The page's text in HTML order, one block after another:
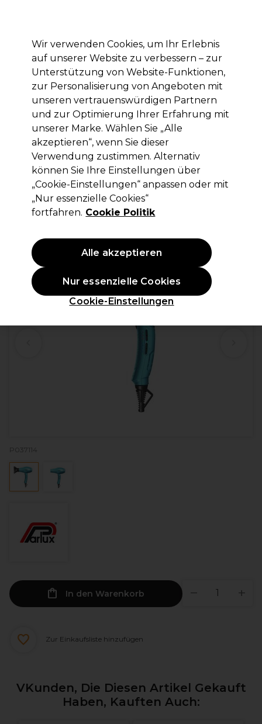
Anmelden
Marken Deals Haare Elektrogeräte Saloneinrichtung
Lieferung und Lieferzeiten
– mehr erfahren
Parlux
Parlux Ethos Hairdryer Azzuro Blu
2300W
(0)
276,95 € ohne MwSt.
(PROFI-PREIS)
329,57 €inkl. MwSt.)
P037114
In den Warenkorb
Zur Einkaufsliste hinzufügen
VKunden, Die Diesen Artikel Gekauft
Haben, Kauften Auch:
Wir verwenden Cookies, um Ihr Erlebnis
auf unserer Website zu verbessern – zur
Unterstützung von Website-Funktionen,
zur Personalisierung von Angeboten mit
unseren vertrauenswürdigen Partnern
und zur Optimierung Ihrer Erfahrung mit
unserer Marke. Wählen Sie „Alle
akzeptieren“, wenn Sie dieser
Verwendung zustimmen. Alternativ
können Sie Ihre Einstellungen über
„Cookie-Einstellungen“ anpassen oder mit
„Nur essenzielle Cookies“
fortfahren. Cookie Politik
Cookie-Einstellungen
Nur essenzielle Cookies
Alle akzeptieren